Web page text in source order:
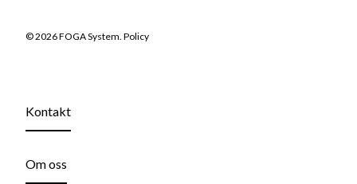
© 2026 FOGA System. Policy
Kontakt
Om oss